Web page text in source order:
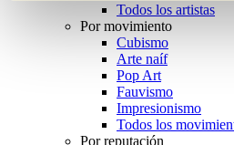
Todos los artistas
Por movimiento
Cubismo
Arte naíf
Pop Art
Fauvismo
Impresionismo
Todos los
Por reputación